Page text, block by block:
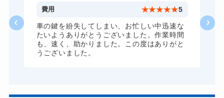
10,780円～(税込)
11,000円～(税込)
費用 ★★★★★5
車の鍵を紛失してしまい、お忙しい中迅速な
たいようありがとうございました。作業時間
も、速く、助かりました。この度はありがと
うございました。